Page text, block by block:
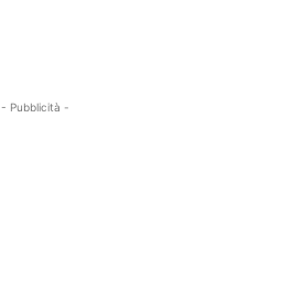
- Pubblicità -